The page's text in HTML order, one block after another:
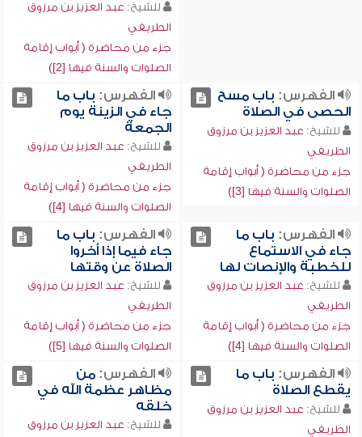
للشيخ: عبد العزيز بن مرزوق
الطريفي
جزء من محاضرة ( أبواب إقامة
الصلوات والسنة فيها [2])
الفهرس: باب مسح
الحصى في الصلاة
للشيخ: عبد العزيز بن مرزوق
الطريفي
جزء من محاضرة ( أبواب إقامة
الصلوات والسنة فيها [3])
الفهرس: باب ما
جاء في الزينة يوم
الجمعة
للشيخ: عبد العزيز بن مرزوق
الطريفي
جزء من محاضرة ( أبواب إقامة
الصلوات والسنة فيها [4])
الفهرس: باب ما
جاء في الاستماع
للخطبة والإنصات لها
للشيخ: عبد العزيز بن مرزوق
الطريفي
جزء من محاضرة ( أبواب إقامة
الصلوات والسنة فيها [4])
الفهرس: باب ما
جاء فيما إذا أخروا
الصلاة عن وقتها
للشيخ: عبد العزيز بن مرزوق
الطريفي
جزء من محاضرة ( أبواب إقامة
الصلوات والسنة فيها [5])
الفهرس: باب ما
يقطع الصلاة
للشيخ: عبد العزيز بن مرزوق
الطريفي
الفهرس:من
مظاهر عظمة الله في
خلقه
للشيخ: عبد العزيز بن مرزوق